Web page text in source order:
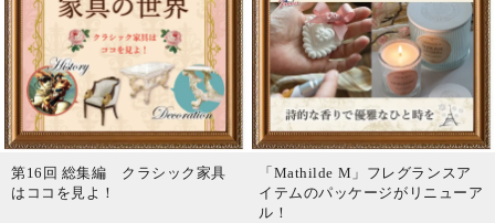
第16回 総集編 クラシック家具
はココを見よ！
「Mathilde M」フレグランスア
イテムのパッケージがリニューア
ル！